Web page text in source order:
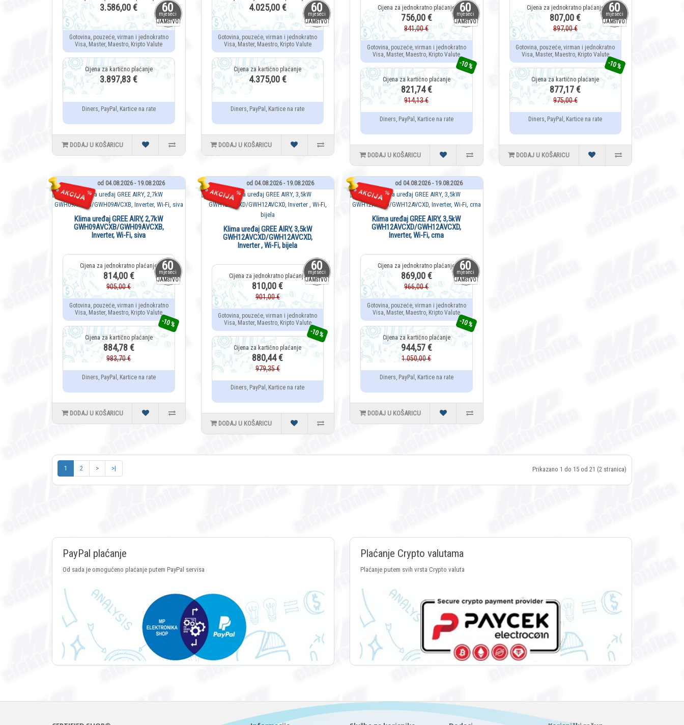
60
mjeseci
JAMSTVO
3.586,00 €
Gotovina, pouzeće, virman i jednokratno
Visa, Master, Maestro, Kripto Valute
3.897,83 €
Diners, PayPal, Kartice na rate
DODAJ U KOŠARICU
60
mjeseci
JAMSTVO
4.025,00 €
Gotovina, pouzeće, virman i jednokratno
Visa, Master, Maestro, Kripto Valute
4.375,00 €
Diners, PayPal, Kartice na rate
DODAJ U KOŠARICU
60
mjeseci
JAMSTVO
756,00 €
841,00 €
Gotovina, pouzeće, virman i jednokratno
Visa, Master, Maestro, Kripto Valute
-10 %
821,74 €
914,13 €
Diners, PayPal, Kartice na rate
DODAJ U KOŠARICU
60
mjeseci
JAMSTVO
807,00 €
897,00 €
Gotovina, pouzeće, virman i jednokratno
Visa, Master, Maestro, Kripto Valute
-10 %
877,17 €
975,00 €
Diners, PayPal, Kartice na rate
DODAJ U KOŠARICU
od 04.08.2026 - 19.08.2026
60
mjeseci
JAMSTVO
Klima uređaj GREE AIRY, 2,7kW
GWH09AVCXB/GWH09AVCXB,
Inverter, Wi-Fi, siva
814,00 €
905,00 €
Gotovina, pouzeće, virman i jednokratno
Visa, Master, Maestro, Kripto Valute
-10 %
884,78 €
983,70 €
Diners, PayPal, Kartice na rate
DODAJ U KOŠARICU
od 04.08.2026 - 19.08.2026
60
mjeseci
JAMSTVO
Klima uređaj GREE AIRY, 3,5kW
GWH12AVCXD/GWH12AVCXD,
Inverter , Wi-Fi, bijela
810,00 €
901,00 €
Gotovina, pouzeće, virman i jednokratno
Visa, Master, Maestro, Kripto Valute
-10 %
880,44 €
979,35 €
Diners, PayPal, Kartice na rate
DODAJ U KOŠARICU
od 04.08.2026 - 19.08.2026
60
mjeseci
JAMSTVO
Klima uređaj GREE AIRY, 3,5kW
GWH12AVCXD/GWH12AVCXD,
Inverter, Wi-Fi, crna
869,00 €
966,00 €
Gotovina, pouzeće, virman i jednokratno
Visa, Master, Maestro, Kripto Valute
-10 %
944,57 €
1.050,00 €
Diners, PayPal, Kartice na rate
DODAJ U KOŠARICU
1 2 > >| Prikazano 1 do 15 od 21 (2 stranica)
PayPal plaćanje
Od sada je omogućeno plaćanje putem PayPal servisa
Plaćanje Crypto valutama
Plaćanje putem svih vrsta Crypto valuta